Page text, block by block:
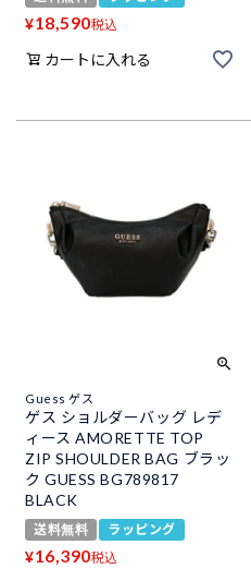
¥18,590税込
カートに入れる
Guess ゲス
ゲス ショルダーバッグ レデ
ィース AMORETTE TOP
ZIP SHOULDER BAG ブラッ
ク GUESS BG789817
BLACK
送料無料 ラッピング
¥16,390税込